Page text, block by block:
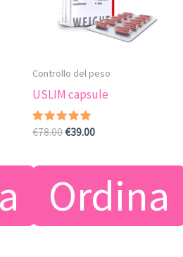
Controllo del peso
USLIM capsule
Valutato
€78.00Il
€78.00.
€39.00Il
€39.00.
Ordina